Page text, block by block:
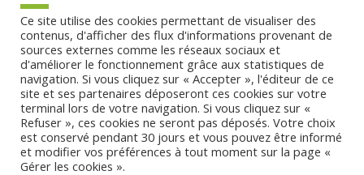
Découvrez et téléchargez l'application gratuite mobile Ma
Commune et Moi pour recevoir les alertes et les actualités
de votre commune.
ConceptionAgence CUBE
Ce site utilise des cookies permettant de visualiser des
contenus, d'afficher des flux d'informations provenant de
sources externes comme les réseaux sociaux et
d'améliorer le fonctionnement grâce aux statistiques de
navigation. Si vous cliquez sur « Accepter », l'éditeur de ce
site et ses partenaires déposeront ces cookies sur votre
terminal lors de votre navigation. Si vous cliquez sur «
Refuser », ces cookies ne seront pas déposés. Votre choix
est conservé pendant 30 jours et vous pouvez être informé
et modifier vos préférences à tout moment sur la page «
Gérer les cookies ».